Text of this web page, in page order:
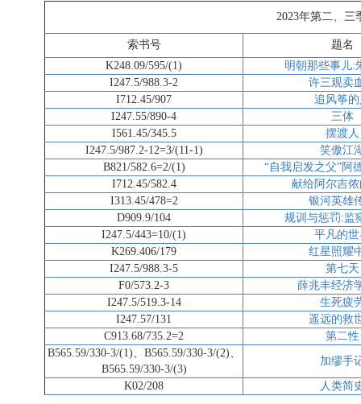
2023年第二、三
索书号
题名
K248.09/595/(1)
明朝那些事儿:
I247.5/988.3-2
许三观卖
I712.45/907
追风筝的
I247.55/890-4
三体
I561.45/345.5
摆渡人
I247.5/987.2-12=3/(11-1)
笑傲江
B821/582.6=2/(1)
“自我启发之父”阿
I712.45/582.4
献给阿尔吉
I313.45/478=2
银河英雄
D909.9/104
规训与惩罚:监
I247.5/443=10/(1)
平凡的世
K269.406/179
红星照耀
I247.5/988.3-5
第七天
F0/573.2-3
薛兆丰经济
I247.5/519.3-14
生死疲
I247.57/131
遥远的救
C913.68/735.2=2
第二性
B565.59/330-3/(1)、B565.59/330-3/(2)、
B565.59/330-3/(3)
加缪手
K02/208 人类简